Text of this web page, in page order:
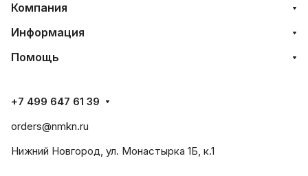
Компания
Информация
Помощь
+7 499 647 61 39
orders@nmkn.ru
Нижний Новгород, ул. Монастырка 1Б, к.1